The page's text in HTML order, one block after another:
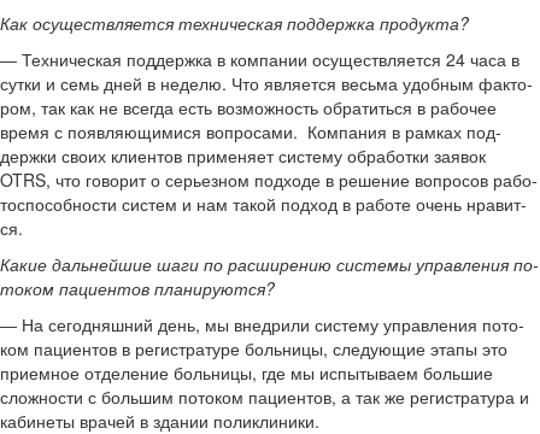
Как осу­ществ­ля­ет­ся тех­ни­че­ская под­держ­ка про­дук­та?
― Тех­ни­че­ская под­держ­ка в ком­па­нии осу­ществ­ля­ет­ся 24 часа в
сутки и семь дней в неде­лю. Что яв­ля­ет­ся весь­ма удоб­ным фак­то­
ром, так как не все­гда есть воз­мож­ность об­ра­тить­ся в ра­бо­чее
время с по­яв­ля­ю­щи­ми­ся во­про­са­ми. Ком­па­ния в рам­ках под­
держ­ки своих кли­ен­тов при­ме­ня­ет си­сте­му об­ра­бот­ки за­явок
OTRS, что го­во­рит о се­рьез­ном под­хо­де в ре­ше­ние во­про­сов ра­бо­
то­спо­соб­но­сти си­стем и нам такой под­ход в ра­бо­те очень нра­вит­
ся.
Какие даль­ней­шие шаги по рас­ши­ре­нию си­сте­мы управ­ле­ния по­
то­ком па­ци­ен­тов пла­ни­ру­ют­ся?
― На се­го­дняш­ний день, мы внед­ри­ли си­сте­му управ­ле­ния по­то­
ком па­ци­ен­тов в ре­ги­стра­ту­ре боль­ни­цы, сле­ду­ю­щие этапы это
при­ем­ное от­де­ле­ние боль­ни­цы, где мы ис­пы­ты­ва­ем боль­шие
слож­но­сти с боль­шим по­то­ком па­ци­ен­тов, а так же ре­ги­стра­ту­ра и
ка­би­не­ты вра­чей в зда­нии по­ли­кли­ни­ки.